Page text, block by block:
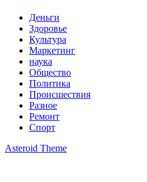
Деньги
Здоровье
Культура
Маркетинг
наука
Общество
Политика
Происшествия
Разное
Ремонт
Спорт
Asteroid Theme